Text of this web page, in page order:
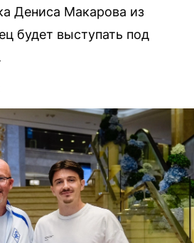
Дениса Макарова из
будет выступать под